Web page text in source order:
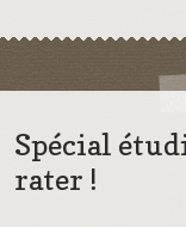
Spécial
rater !